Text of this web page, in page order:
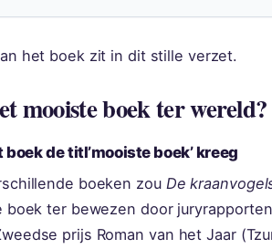
het boek zit in dit stille verzet.
mooiste boek ter wereld?
de titl’mooiste boek’ kreeg
boeken zou De
boek ter bewezen door
prijs Roman van het Jaar